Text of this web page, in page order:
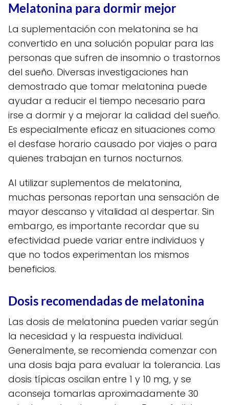
Melatonina para dormir mejor
La suplementación con melatonina se ha
convertido en una solución popular para las
personas que sufren de insomnio o trastornos
del sueño. Diversas investigaciones han
demostrado que tomar melatonina puede
ayudar a reducir el tiempo necesario para
irse a dormir y a mejorar la calidad del sueño.
Es especialmente eficaz en situaciones como
el desfase horario causado por viajes o para
quienes trabajan en turnos nocturnos.
Al utilizar suplementos de melatonina,
muchas personas reportan una sensación de
mayor descanso y vitalidad al despertar. Sin
embargo, es importante recordar que su
efectividad puede variar entre individuos y
que no todos experimentan los mismos
beneficios.
Dosis recomendadas de melatonina
Las dosis de melatonina pueden variar según
la necesidad y la respuesta individual.
Generalmente, se recomienda comenzar con
una dosis baja para evaluar la tolerancia. Las
dosis típicas oscilan entre 1 y 10 mg, y se
aconseja tomarlas aproximadamente 30